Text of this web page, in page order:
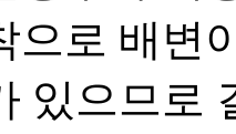
으로 배변
있으므로